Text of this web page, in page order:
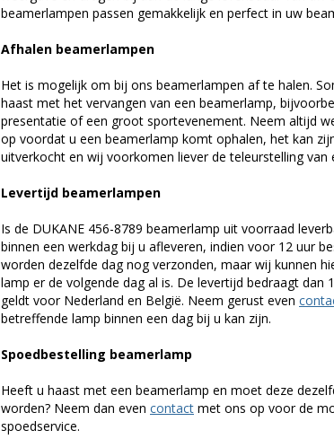
beamerlampen passen gemakkelijk en perfect in uw
Afhalen beamerlampen
Het is mogelijk om bij ons beamerlampen af te halen.
haast met het vervangen van een beamerlamp,
presentatie of een groot sportevenement. Neem altijd
op voordat u een beamerlamp komt ophalen, het kan
uitverkocht en wij voorkomen liever de teleurstelling van
Levertijd beamerlampen
Is de DUKANE 456-8789 beamerlamp uit voorraad
binnen een werkdag bij u afleveren, indien voor 12 uur
worden dezelfde dag nog verzonden, maar wij kunnen
lamp er de volgende dag al is. De levertijd bedraagt dan
geldt voor Nederland en België. Neem gerust even
betreffende lamp binnen een dag bij u kan zijn.
Spoedbestelling beamerlamp
Heeft u haast met een beamerlamp en moet deze
worden? Neem dan even contact met ons op voor de
spoedservice.